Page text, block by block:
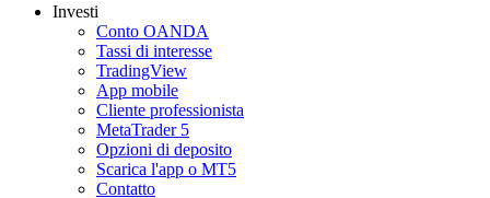
Investi
Conto OANDA
Tassi di interesse
TradingView
App mobile
Cliente professionista
MetaTrader 5
Opzioni di deposito
Scarica l'app o MT5
Contatto